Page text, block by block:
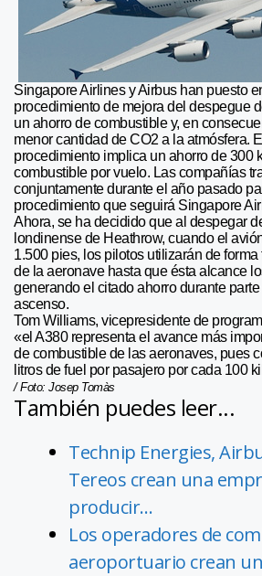
Singapore Airlines y Airbus han puesto
procedimiento de mejora del despegue
un ahorro de combustible y, en
menor cantidad de CO2 a la atmósfera.
procedimiento implica un ahorro de 300
combustible por vuelo. Las compañías
conjuntamente durante el año pasado
procedimiento que seguirá Singapore
Ahora, se ha decidido que al despegar
londinense de Heathrow, cuando el
1.500 pies, los pilotos utilizarán de
de la aeronave hasta que ésta alcance
generando el citado ahorro durante
ascenso.
Tom Williams, vicepresidente de
«el A380 representa el avance más
de combustible de las aeronaves, pues
litros de fuel por pasajero por cada 100
/ Foto: Josep Tomàs
También puedes leer...
Technip Energies,
Tereos crean una
producir…
Los operadores de
aeroportuario crean